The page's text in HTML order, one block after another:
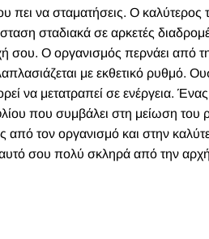
να σταματήσεις. Ο καλύτερος
σταδιακά σε αρκετές
σου. Ο οργανισμός περνάει από
με εκθετικό ρυθμό.
να μετατραπεί σε ενέργεια.
που συμβάλει στη μείωση
τον οργανισμό και στην
σου πολύ σκληρά από την